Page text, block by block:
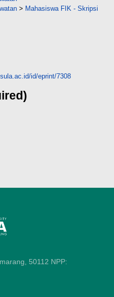
> Mahasiswa FIK - Skripsi
id/eprint/7308
50112 NPP: